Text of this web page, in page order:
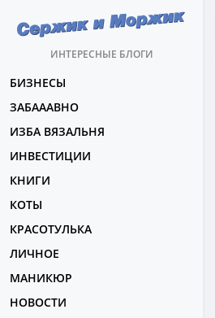
ИНТЕРЕСНЫЕ БЛОГИ
БИЗНЕСЫ
ЗАБАААВНО
ИЗБА ВЯЗАЛЬНЯ
ИНВЕСТИЦИИ
КНИГИ
КОТЫ
КРАСОТУЛЬКА
ЛИЧНОЕ
МАНИКЮР
НОВОСТИ